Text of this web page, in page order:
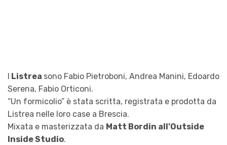
Listrea sono Fabio Pietroboni, Andrea Manini, Edoardo
Serena, Fabio Orticoni.
“Un formicolio” è stata scritta, registrata e prodotta da
Listrea nelle loro case a Brescia.
Mixata e masterizzata da Matt Bordin all’Outside
Inside Studio.